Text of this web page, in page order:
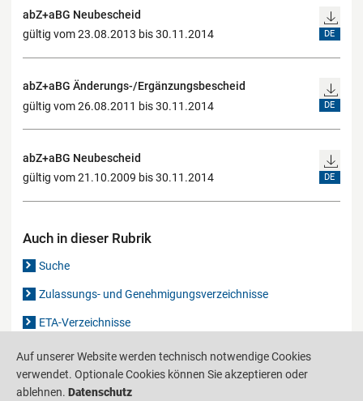
abZ+aBG Neubescheid
gültig vom 23.08.2013 bis 30.11.2014
DE
abZ+aBG Änderungs-/Ergänzungsbescheid
gültig vom 26.08.2011 bis 30.11.2014
DE
abZ+aBG Neubescheid
gültig vom 21.10.2009 bis 30.11.2014
DE
Auch in dieser Rubrik
Suche
Zulassungs- und Genehmigungsverzeichnisse
ETA-Verzeichnisse
Gutachten-Verzeichnis
Auf unserer Website werden technisch notwendige Cookies
verwendet. Optionale Cookies können Sie akzeptieren oder
ablehnen. Datenschutz